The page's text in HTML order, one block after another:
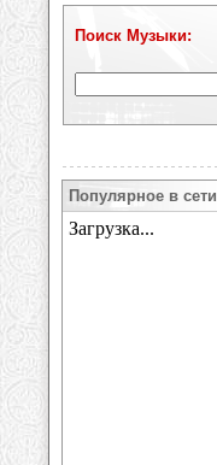
Поиск Музыки:
Популярное в сети